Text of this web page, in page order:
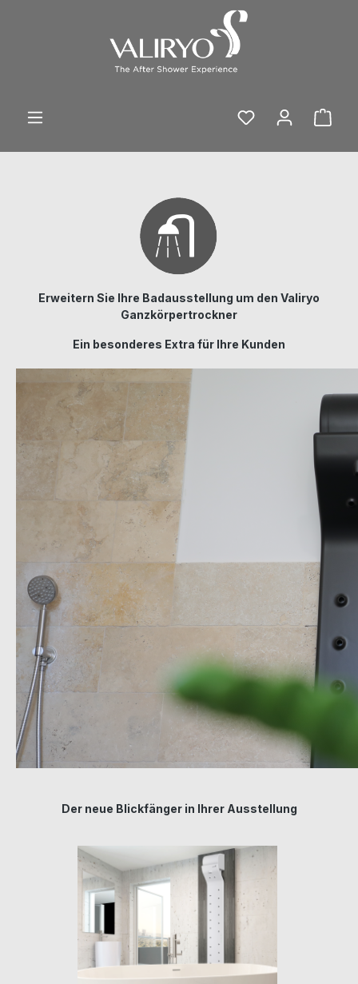
Erweitern Sie Ihre Badausstellung um den Valiryo
Ganzkörpertrockner
Ein besonderes Extra für Ihre Kunden
Der neue Blickfänger in Ihrer Ausstellung